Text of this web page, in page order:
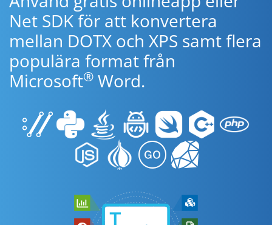
Net SDK för att konvertera
mellan DOTX och XPS samt flera
populära format från
Microsoft® Word.